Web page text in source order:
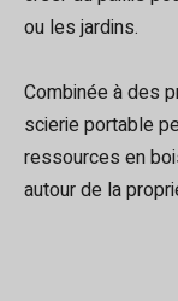
ou les jardins.
Combinée à des
scierie portable
ressources en
autour de la